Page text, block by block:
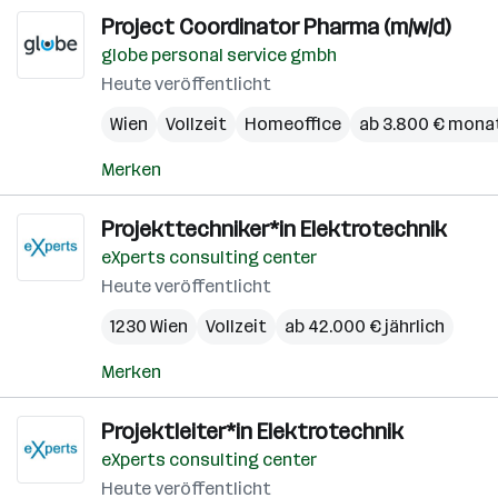
Project Coordinator Pharma (m/w/d)
globe personal service gmbh
Heute veröffentlicht
Wien
Vollzeit Homeoffice ab 3.800 €
Merken
Projekttechniker*in Elektrotechnik
eXperts consulting center
Heute veröffentlicht
1230 Wien
Vollzeit ab 42.000 € jährlich
Merken
Projektleiter*in Elektrotechnik
eXperts consulting center
Heute veröffentlicht